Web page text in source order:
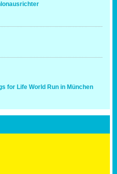
for Life World Run in München